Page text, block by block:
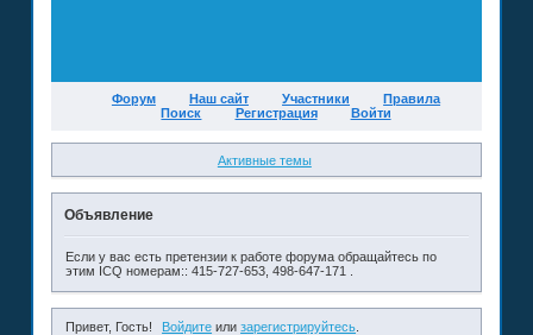
Форум Наш сайт Участники
Правила
Поиск
Регистрация Войти
Активные темы
Объявление
Если у вас есть претензии к работе форума обращайтесь по
этим ICQ номерам:: 415-727-653, 498-647-171 .
Привет, Гость! Войдите илизарегистрируйтесь